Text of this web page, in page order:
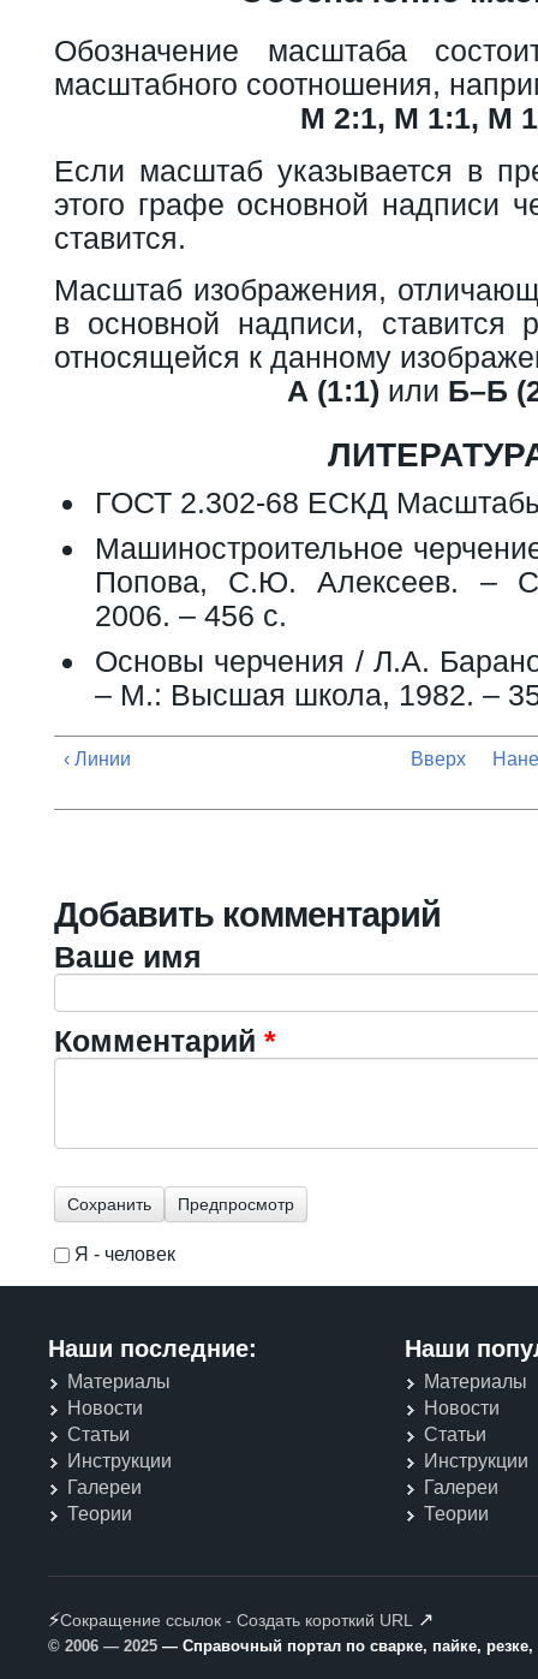
Обозначение масштаба
масштабного соотношения,
М 2:1, М 1:1, М
Если масштаб указывается в
этого графе основной надписи
ставится.
Масштаб изображения,
в основной надписи, ставится
относящейся к данному
А (1:1) или Б–Б
ГОСТ 2.302-68 ЕСКД
Машиностроительное
Попова, С.Ю. Алексеев. –
2006. – 456 с.
Основы черчения / Л.А.
– М.: Высшая школа, 1982. –
‹ Линии Вверх
Добавить комментарий
Ваше имя
Комментарий *
Я - человек
Наши последние:
Материалы
Новости
Статьи
Инструкции
Галереи
Теории
Наши
Материалы
Новости
Статьи
Инструкции
Галереи
Теории
⚡Сокращение ссылок - Создать короткий URL ↗
© 2006 — 2025 — Справочный портал по сварке, пайке,